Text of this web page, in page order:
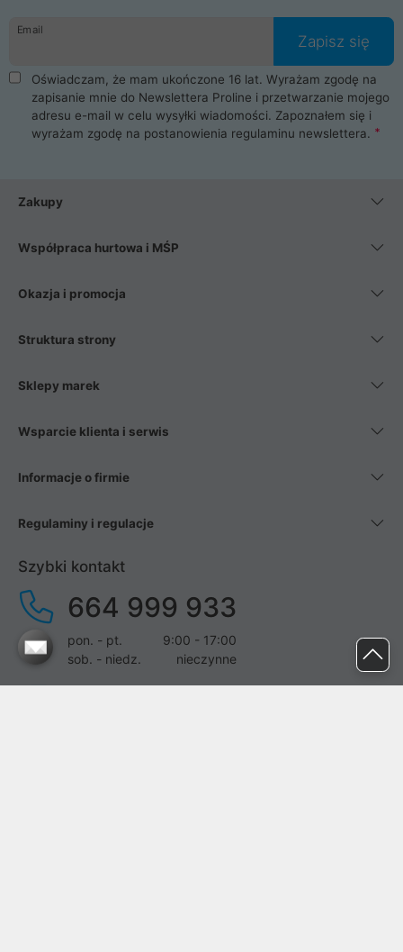
Email
Zapisz się
Oświadczam, że mam ukończone 16 lat. Wyrażam zgodę na
zapisanie mnie do Newslettera Proline i przetwarzanie mojego
adresu e-mail w celu wysyłki wiadomości. Zapoznałem się i
wyrażam zgodę na postanowienia regulaminu newslettera.
Zakupy
Współpraca hurtowa i MŚP
Okazja i promocja
Struktura strony
Sklepy marek
Wsparcie klienta i serwis
Informacje o firmie
Regulaminy i regulacje
Szybki kontakt
664 999 933
pon. - pt.
9:00 - 17:00
sob. - niedz.
nieczynne